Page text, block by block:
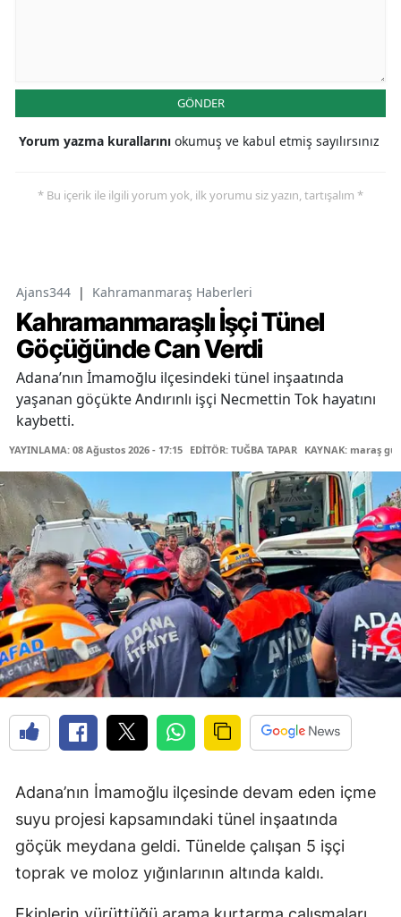
GÖNDER
Yorum yazma kurallarını okumuş ve kabul etmiş sayılırsınız
* Bu içerik ile ilgili yorum yok, ilk yorumu siz yazın, tartışalım *
Ajans344 | Kahramanmaraş Haberleri
Kahramanmaraşlı İşçi Tünel
Göçüğünde Can Verdi
Adana’nın İmamoğlu ilçesindeki tünel inşaatında
yaşanan göçükte Andırınlı işçi Necmettin Tok hayatını
kaybetti.
YAYINLAMA: 08 Ağustos 2026 - 17:15 EDİTÖR: TUĞBA TAPAR KAYNAK: maraş
Adana’nın İmamoğlu ilçesinde devam eden içme
suyu projesi kapsamındaki tünel inşaatında
göçük meydana geldi. Tünelde çalışan 5 işçi
toprak ve moloz yığınlarının altında kaldı.